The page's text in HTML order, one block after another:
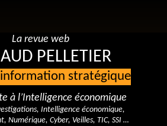
La revue web
PELLETIER
stratégique
à l’Intelligence économique
Intelligence économique,
Numérique, Cyber, Veilles, TIC, SSI …